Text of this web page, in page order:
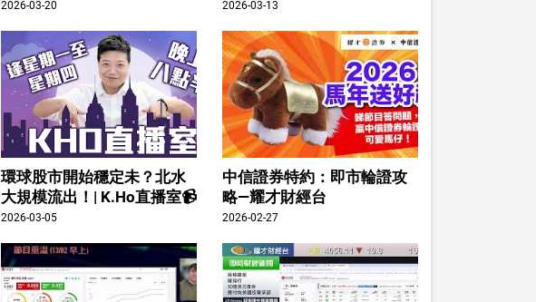
2026-03-20 2026-03-13
環球股市開始穩定未？北水
大規模流出！| K.Ho直播室📹
2026-03-05
中信證券特約：即市輪證攻
略—耀才財經台
2026-02-27